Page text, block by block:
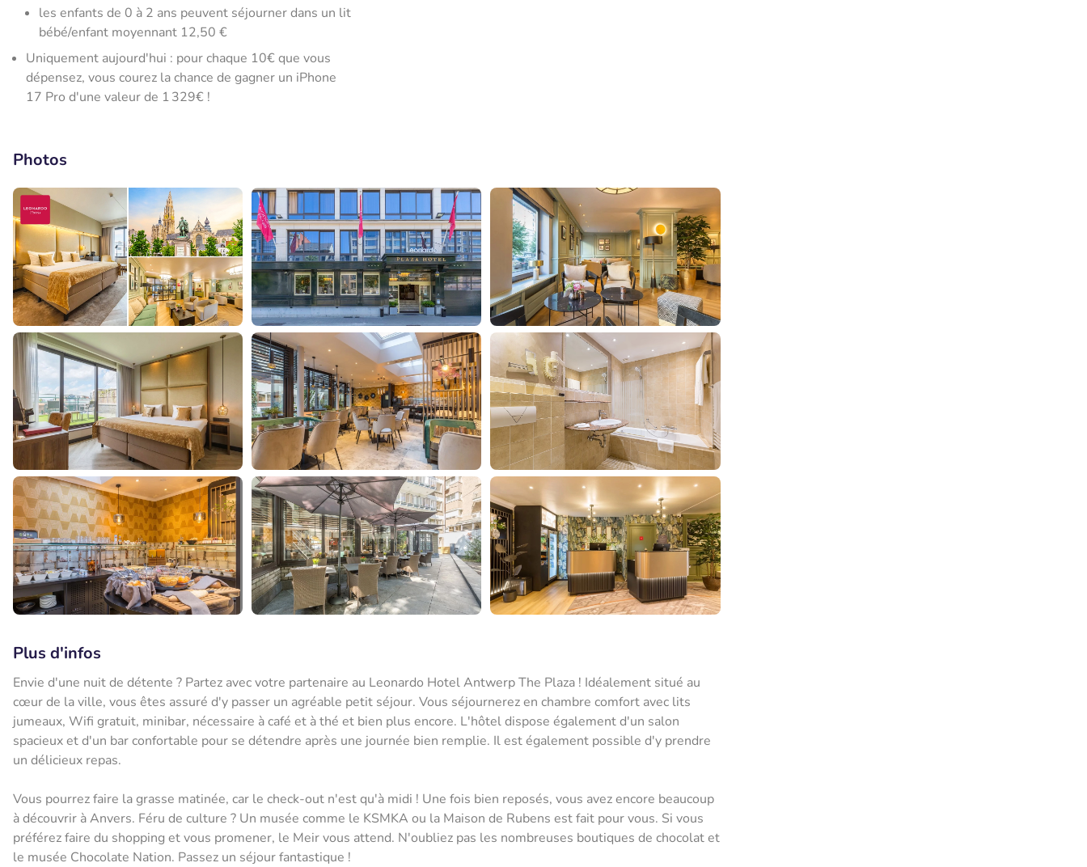
les enfants de 0 à 2 ans peuvent séjourner dans un lit
bébé/enfant moyennant 12,50 €
Uniquement aujourd'hui : pour chaque 10€ que vous
dépensez, vous courez la chance de gagner un iPhone
17 Pro d'une valeur de 1 329€ !
Photos
Plus d'infos
Envie d'une nuit de détente ? Partez avec votre partenaire au Leonardo Hotel Antwerp The Plaza ! Idéalement situé au
cœur de la ville, vous êtes assuré d'y passer un agréable petit séjour. Vous séjournerez en chambre comfort avec lits
jumeaux, Wifi gratuit, minibar, nécessaire à café et à thé et bien plus encore. L'hôtel dispose également d'un salon
spacieux et d'un bar confortable pour se détendre après une journée bien remplie. Il est également possible d'y prendre
un délicieux repas.
Vous pourrez faire la grasse matinée, car le check-out n'est qu'à midi ! Une fois bien reposés, vous avez encore beaucoup
à découvrir à Anvers. Féru de culture ? Un musée comme le KSMKA ou la Maison de Rubens est fait pour vous. Si vous
préférez faire du shopping et vous promener, le Meir vous attend. N'oubliez pas les nombreuses boutiques de chocolat et
le musée Chocolate Nation. Passez un séjour fantastique !